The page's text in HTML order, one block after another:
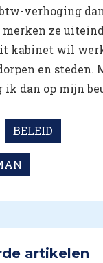
verhoging
merken ze
kabinet wil
en steden.
ik dan op mijn
BELEID
artikelen